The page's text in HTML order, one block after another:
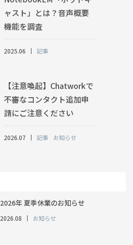
ャスト」とは？音声概要
機能を調査
2025.06 記事
【注意喚起】Chatworkで
不審なコンタクト追加申
請にご注意ください
2026.07 記事 お知らせ
2026年 夏季休業のお知らせ
2026.08 お知らせ